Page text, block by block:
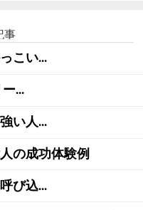
事
こい...
...
い人...
の成功体験例
び込...